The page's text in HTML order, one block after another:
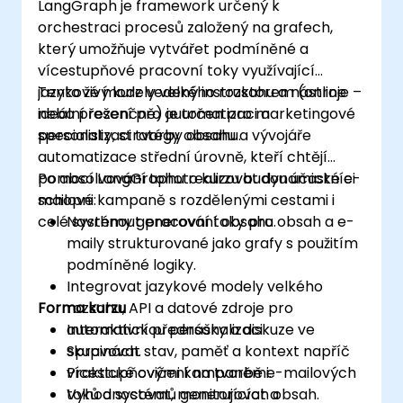
LangGraph je framework určený k
orchestraci procesů založený na grafech,
který umožňuje vytvářet podmíněné a
vícestupňové pracovní toky využívající
jazykové modely velkého rozsahu a nástroje –
ideální řešení pro automatizaci a
personalizaci tvorby obsahu.
Tento živý kurz vedený instruktorem (online
nebo prezenčně) je určen pro marketingové
specialisty, stratégy obsahu a vývojáře
automatizace střední úrovně, kteří chtějí
pomocí LangGraphu realizovat dynamické e-
mailové kampaně s rozdělenými cestami i
celé systémy generování obsahu.
Po absolvování tohoto kurzu budou účastníci
schopni:
Navrhnout pracovní toky pro obsah a e-
maily strukturované jako grafy s použitím
podmíněné logiky.
Integrovat jazykové modely velkého
rozsahu, API a datové zdroje pro
automatickou personalizaci.
Spravovat stav, paměť a kontext napříč
vícestupňovými kampaněmi.
Vyhodnocovat, monitorovat a
Forma kurzu
Interaktivní přednášky a diskuze ve
skupinách.
Praktické cvičení na tvorbě e-mailových
toků a systémů generujících obsah.